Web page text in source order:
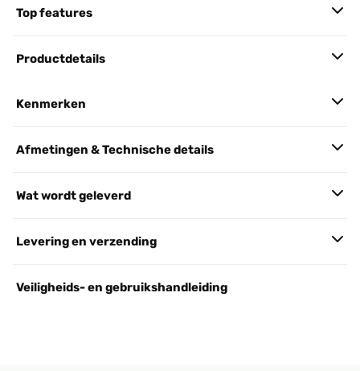
Top features
Productdetails
Kenmerken
Afmetingen & Technische details
Wat wordt geleverd
Levering en verzending
Veiligheids- en gebruikshandleiding